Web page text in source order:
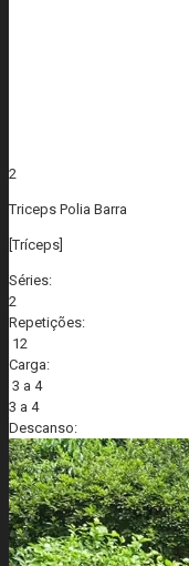
2
Triceps Polia Barra
[Tríceps]
Séries:
2
Repetições:
12
Carga:
3 a 4
3 a 4
Descanso: